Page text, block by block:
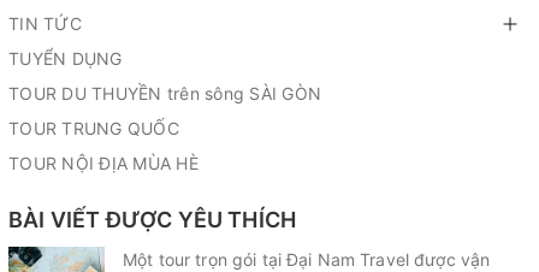
TIN TỨC
TUYỂN DỤNG
TOUR DU THUYỀN trên sông SÀI GÒN
TOUR TRUNG QUỐC
TOUR NỘI ĐỊA MÙA HÈ
BÀI VIẾT ĐƯỢC YÊU THÍCH
Một tour trọn gói tại Đại Nam Travel được vận